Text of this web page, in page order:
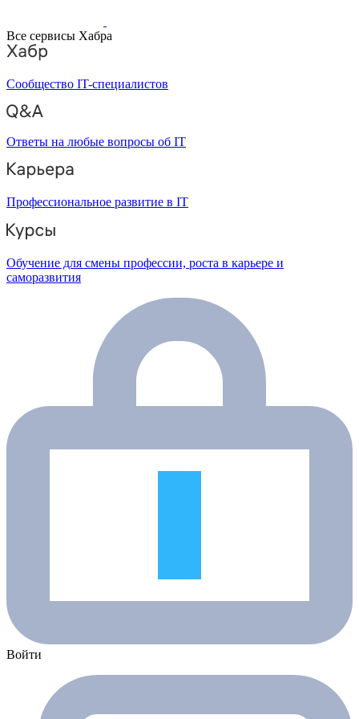
Все сервисы Хабра
Сообщество IT-специалистов
Ответы на любые вопросы об IT
Профессиональное развитие в IT
Обучение для смены профессии, роста в карьере и
саморазвития
Войти